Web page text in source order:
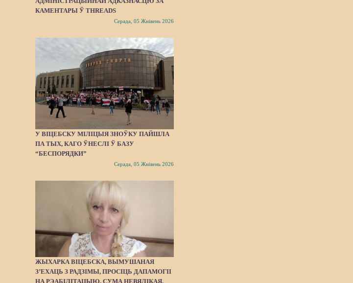
КАМЕНТАРЫ Ў THREADS
Серада, 05 Жнівень 2026
У ВІЦЕБСКУ МІЛІЦЫЯ ЗНОЎКУ ПАЙШЛA
ПА ТЫХ, КАГО ЎНЕСЛІ Ў БАЗУ
“БЕСПОРЯДКИ”
Серада, 05 Жнівень 2026
ЖЫХАРКА ВІЦЕБСКА, ВЫМУШАНАЯ
З’ЕХАЦЬ З РАДЗІМЫ, ПРОСІЦЬ ДАПАМОГІІ
НА РЭАБІЛІТАЦЫЮ. СУМА НЕВЯЛІКАЯ,